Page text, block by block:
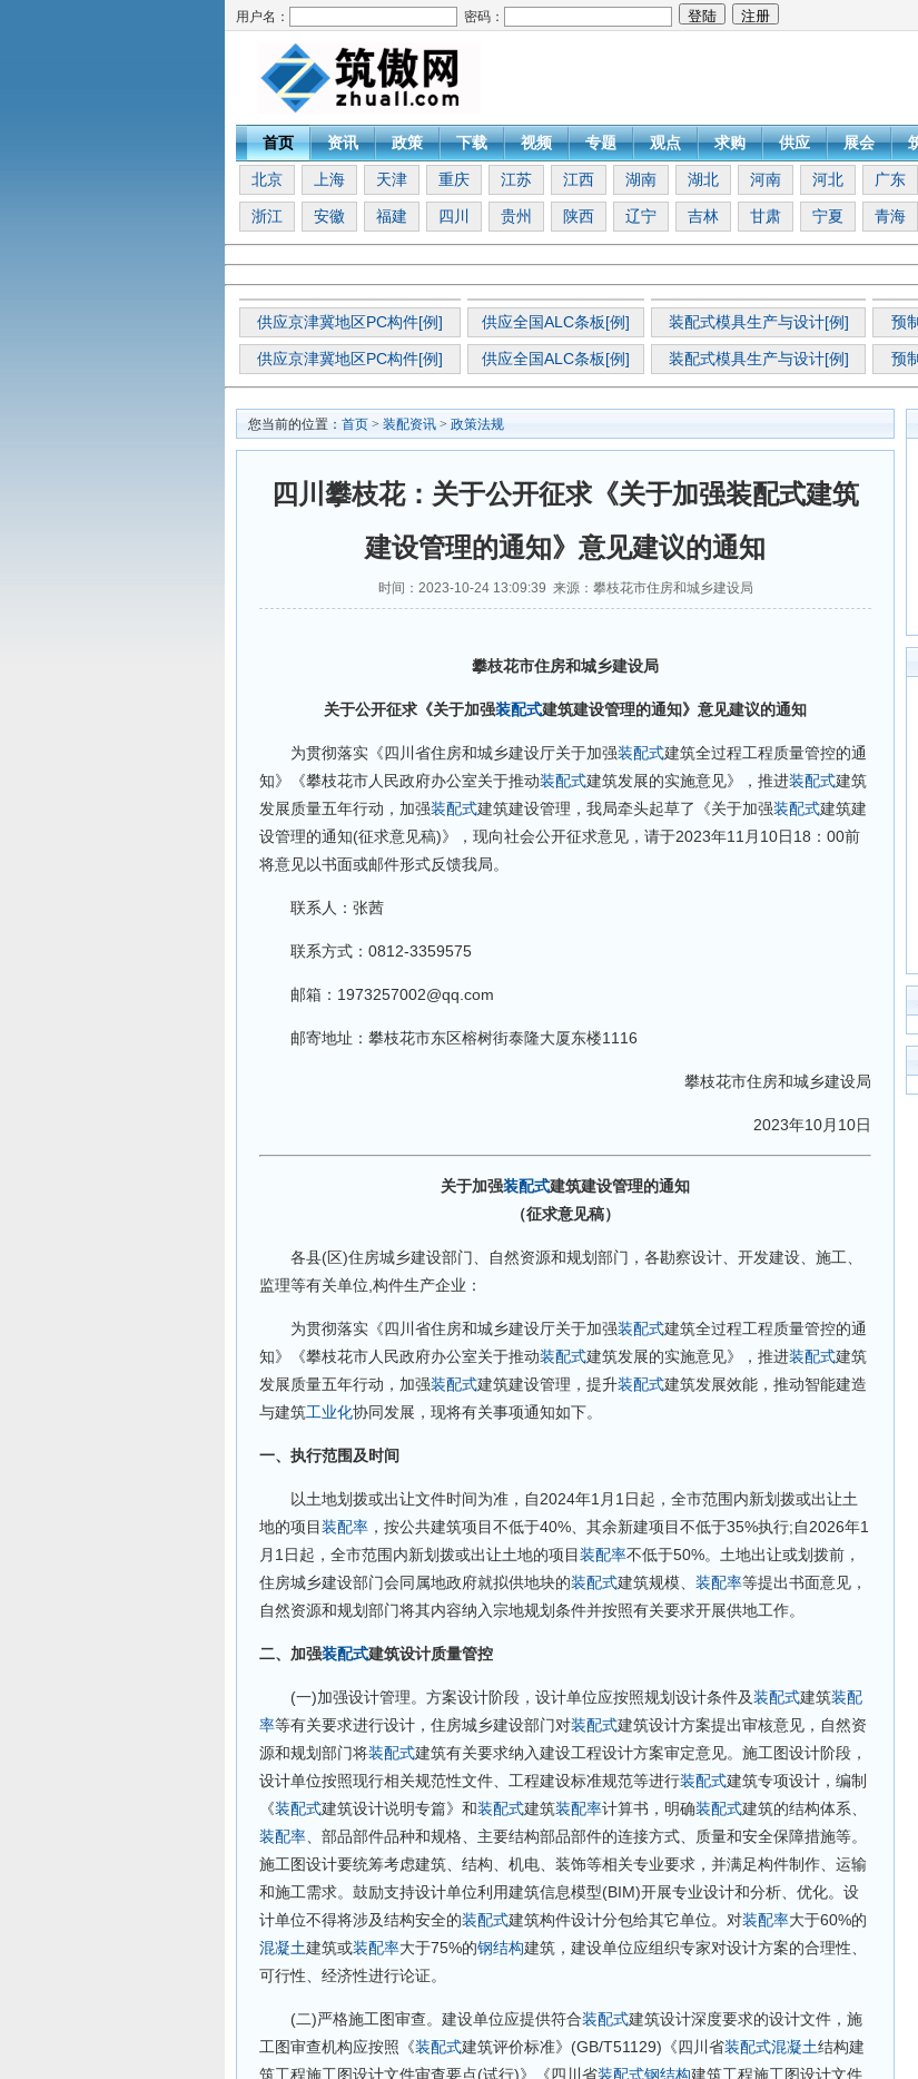
用户名： 密码：
首页 资讯 政策 下载 视频 专题 观点 求购 供应 展会
北京 上海 天津 重庆 江苏 江西 湖南 湖北 河南 河北 广东
浙江 安徽 福建 四川 贵州 陕西 辽宁 吉林 甘肃 宁夏 青海
供应京津冀地区PC构件[例] 供应全国ALC条板[例] 装配式模具生产与设计[例] 预
供应京津冀地区PC构件[例] 供应全国ALC条板[例] 装配式模具生产与设计[例] 预
您当前的位置： 首页 > 装配资讯 > 政策法规
四川攀枝花：关于公开征求《关于加强装配式建筑
建设管理的通知》意见建议的通知
时间：2023-10-24 13:09:39 来源：攀枝花市住房和城乡建设局
攀枝花市住房和城乡建设局
关于公开征求《关于加强装配式建筑建设管理的通知》意见建议的通知
为贯彻落实《四川省住房和城乡建设厅关于加强装配式建筑全过程工程质量管控的通
知》《攀枝花市人民政府办公室关于推动装配式建筑发展的实施意见》，推进装配式建筑
发展质量五年行动，加强装配式建筑建设管理，我局牵头起草了《关于加强装配式建筑建
设管理的通知(征求意见稿)》，现向社会公开征求意见，请于2023年11月10日18：00前
将意见以书面或邮件形式反馈我局。
联系人：张茜
联系方式：0812-3359575
邮箱：1973257002@qq.com
邮寄地址：攀枝花市东区榕树街泰隆大厦东楼1116
攀枝花市住房和城乡建设局
2023年10月10日
关于加强装配式建筑建设管理的通知
（征求意见稿）
各县(区)住房城乡建设部门、自然资源和规划部门，各勘察设计、开发建设、施工、
监理等有关单位,构件生产企业：
为贯彻落实《四川省住房和城乡建设厅关于加强装配式建筑全过程工程质量管控的通
知》《攀枝花市人民政府办公室关于推动装配式建筑发展的实施意见》，推进装配式建筑
发展质量五年行动，加强装配式建筑建设管理，提升装配式建筑发展效能，推动智能建造
与建筑工业化协同发展，现将有关事项通知如下。
一、执行范围及时间
以土地划拨或出让文件时间为准，自2024年1月1日起，全市范围内新划拨或出让土
地的项目装配率 ，按公共建筑项目不低于40%、其余新建项目不低于35%执行;自2026年1
月1日起，全市范围内新划拨或出让土地的项目装配率不低于50%。土地出让或划拨前，
住房城乡建设部门会同属地政府就拟供地块的装配式建筑规模、 装配率等提出书面意见，
自然资源和规划部门将其内容纳入宗地规划条件并按照有关要求开展供地工作。
二、加强装配式建筑设计质量管控
(一)加强设计管理。方案设计阶段，设计单位应按照规划设计条件及装配式建筑装配
率等有关要求进行设计，住房城乡建设部门对装配式建筑设计方案提出审核意见，自然资
源和规划部门将装配式建筑有关要求纳入建设工程设计方案审定意见。施工图设计阶段，
设计单位按照现行相关规范性文件、工程建设标准规范等进行装配式建筑专项设计，编制
《装配式建筑设计说明专篇》和装配式建筑装配率计算书，明确装配式建筑的结构体系、
装配率 、部品部件品种和规格、主要结构部品部件的连接方式、质量和安全保障措施等。
施工图设计要统筹考虑建筑、结构、机电、装饰等相关专业要求，并满足构件制作、运输
和施工需求。鼓励支持设计单位利用建筑信息模型(BIM)开展专业设计和分析、优化。设
计单位不得将涉及结构安全的装配式建筑构件设计分包给其它单位。对装配率大于60%的
混凝土建筑或装配率大于75%的钢结构建筑，建设单位应组织专家对设计方案的合理性、
可行性、经济性进行论证。
(二)严格施工图审查。建设单位应提供符合装配式建筑设计深度要求的设计文件，施
工图审查机构应按照《装配式建筑评价标准》(GB/T51129)《四川省装配式混凝土结构建
筑工程施工图设计文件审查要点(试行)》《四川省装配式钢结构建筑工程施工图设计文件